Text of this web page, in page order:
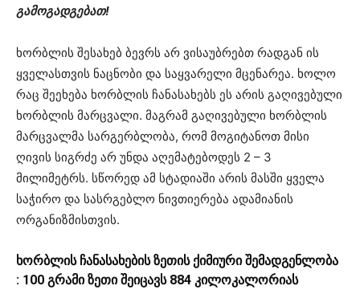
გამოგადგებათ!
ხორბლის შესახებ ბევრს არ ვისაუბრებთ რადგან ის
ყველასთვის ნაცნობი და საყვარელი მცენარეა. ხოლო
რაც შეეხება ხორბლის ჩანასახებს ეს არის გაღივებული
ხორბლის მარცვალი. მაგრამ გაღივებული ხორბლის
მარცვალმა სარგერბლობა, რომ მოგიტანოთ მისი
ღივის სიგრძე არ უნდა აღემატებოდეს 2 – 3
მილიმეტრს. სწორედ ამ სტადიაში არის მასში ყველა
საჭირო და სასრგებლო ნივთიერება ადამიანის
ორგანიზმისთვის.
ხორბლის ჩანასახების ზეთის ქიმიური შემადგენლობა
: 100 გრამი ზეთი შეიცავს 884 კილოკალორიას